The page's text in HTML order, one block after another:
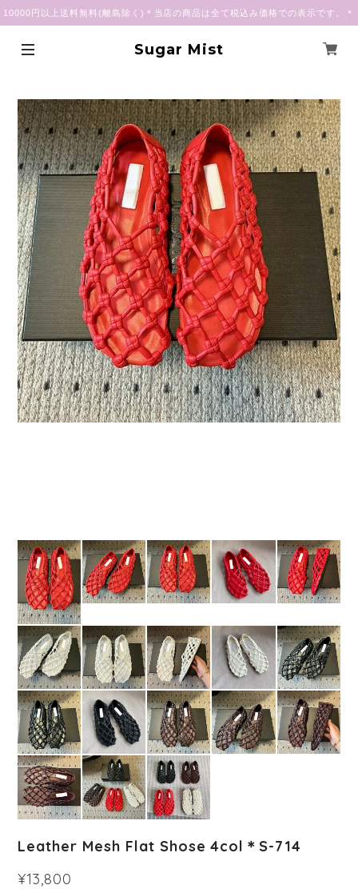
10000円以上送料無料(離島除く)＊当店の商品は全て税込み価格での表示です。＊
Sugar Mist
Leather Mesh Flat Shose 4col＊S-714
¥13,800